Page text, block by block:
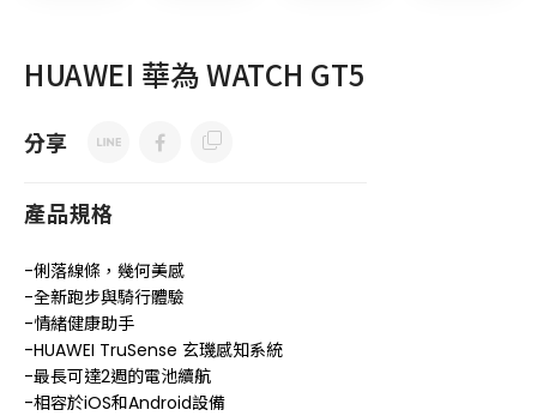
HUAWEI 華為 WATCH GT5
分享
產品規格
-俐落線條，幾何美感
-全新跑步與騎行體驗
-情緒健康助手
-HUAWEI TruSense 玄璣感知系統
-最長可達2週的電池續航
-相容於iOS和Android設備